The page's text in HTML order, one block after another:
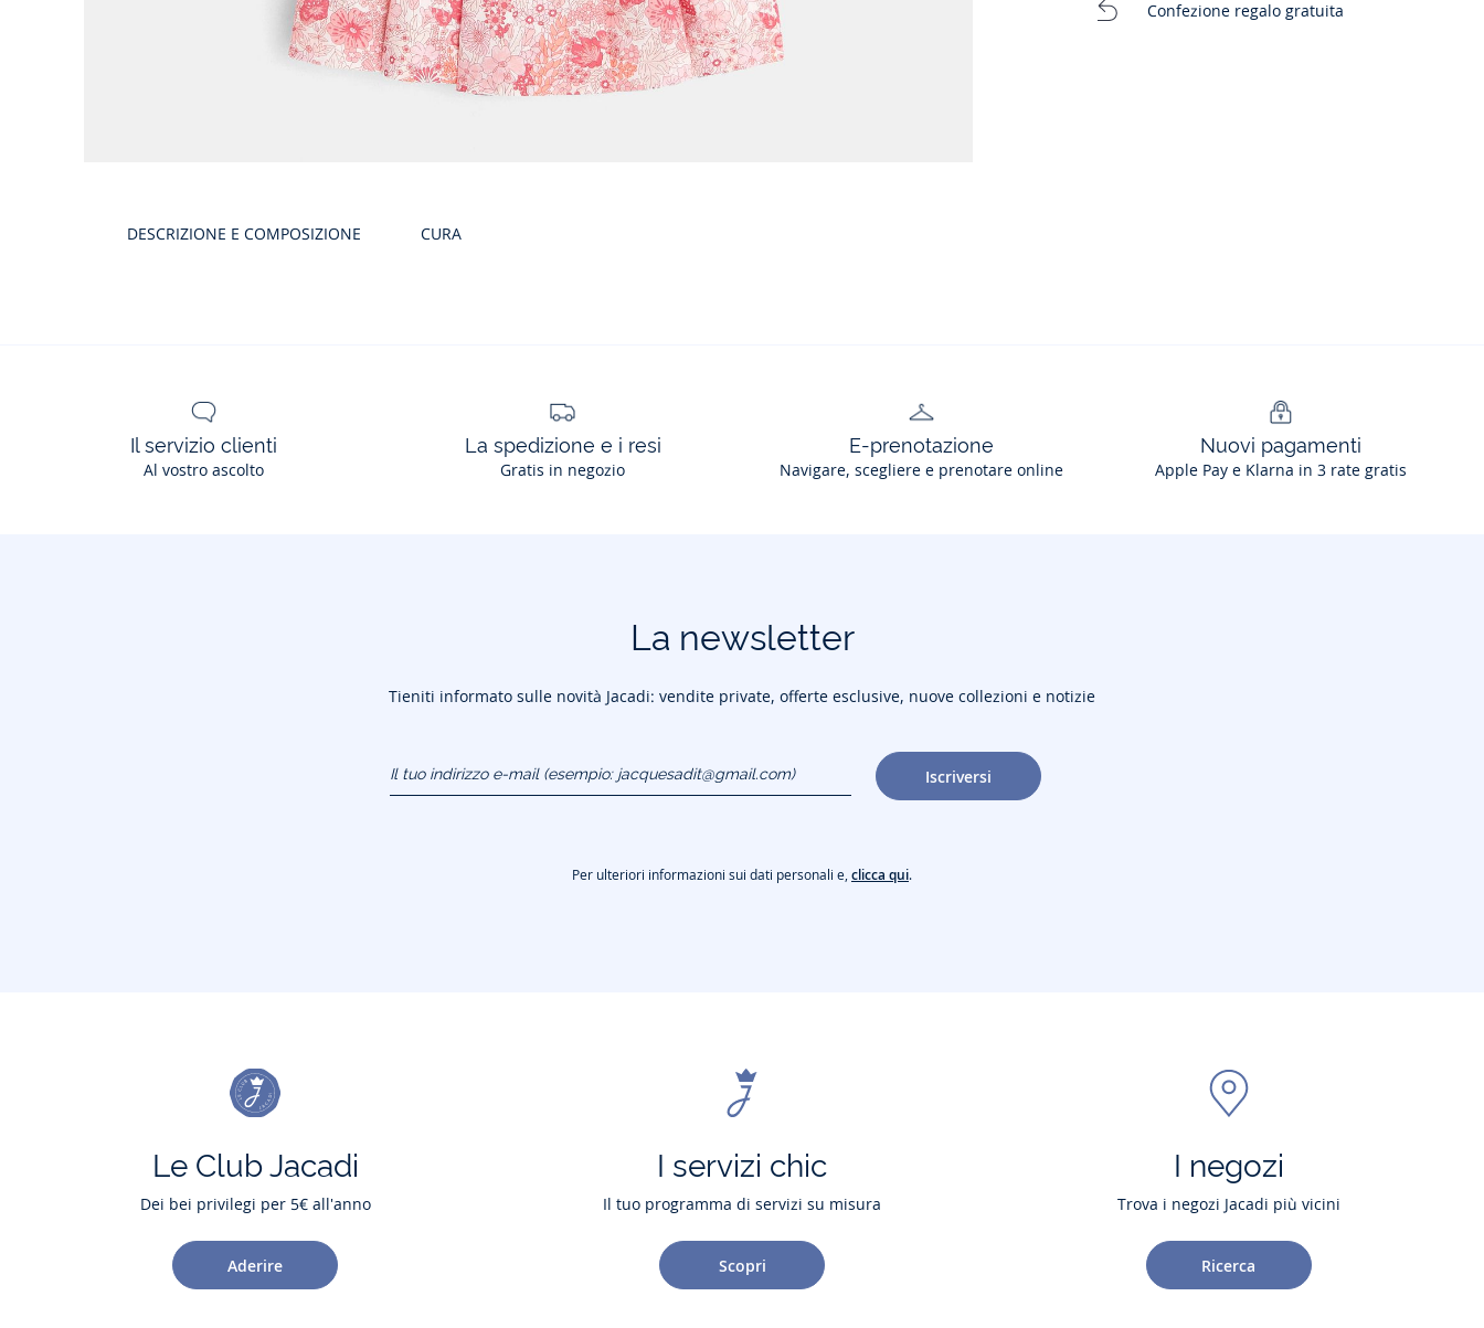
Confezione regalo gratuita
DESCRIZIONE E COMPOSIZIONE CURA
Il servizio clienti
Al vostro ascolto
La spedizione e i resi
Gratis in negozio
E-prenotazione
Navigare, scegliere e prenotare online
Nuovi pagamenti
Apple Pay e Klarna in 3 rate gratis
La newsletter
Tieniti informato sulle novità Jacadi: vendite private, offerte esclusive, nuove collezioni e notizie
(esempio:
jacquesadit@gmail.com)
Iscriversi
Per ulteriori informazioni sui dati personali e,clicca qui.
Le Club Jacadi
Dei bei privilegi per 5€ all'anno
Aderire
I servizi chic
Il tuo programma di servizi su misura
Scopri
I negozi
Trova i negozi Jacadi più vicini
Ricerca